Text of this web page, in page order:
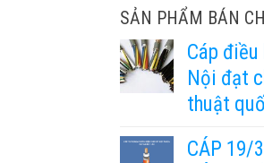
SẢN PHẨM BÁN
Cáp
Nội đạt
thuật
CÁP 19/